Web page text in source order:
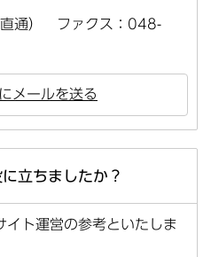
通） ファクス：048-
メールを送る
立ちましたか？
イト運営の参考といたしま